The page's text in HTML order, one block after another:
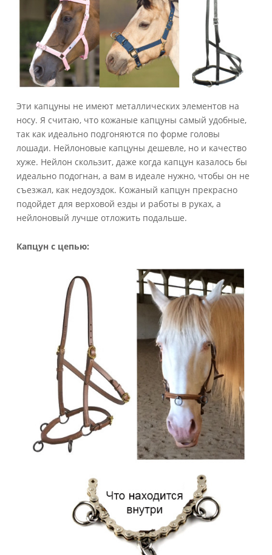
Эти капцуны не имеют металлических элементов на
носу. Я считаю, что кожаные капцуны самый удобные,
так как идеально подгоняются по форме головы
лошади. Нейлоновые капцуны дешевле, но и качество
хуже. Нейлон скользит, даже когда капцун казалось бы
идеально подогнан, а вам в идеале нужно, чтобы он не
съезжал, как недоуздок. Кожаный капцун прекрасно
подойдет для верховой езды и работы в руках, а
нейлоновый лучше отложить подальше.
Капцун с цепью: